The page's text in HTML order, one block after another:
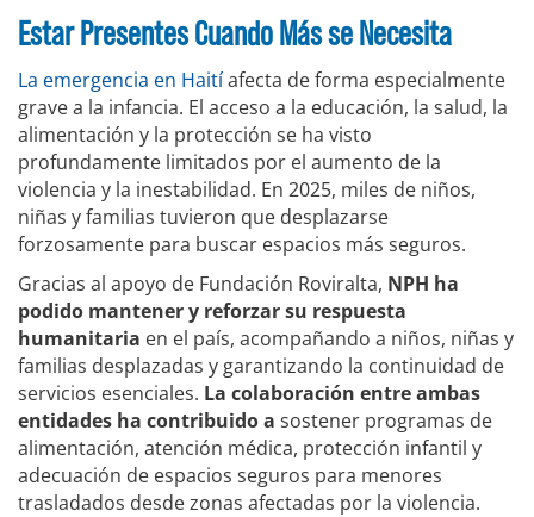
Estar Presentes Cuando Más se Necesita
La emergencia en Haitíafecta de forma especialmente
grave a la infancia. El acceso a la educación, la salud, la
alimentación y la protección se ha visto
profundamente limitados por el aumento de la
violencia y la inestabilidad. En 2025, miles de niños,
niñas y familias tuvieron que desplazarse
forzosamente para buscar espacios más seguros.
Gracias al apoyo de Fundación Roviralta, NPH ha
podido mantener y reforzar su respuesta
humanitaria en el país, acompañando a niños, niñas y
familias desplazadas y garantizando la continuidad de
servicios esenciales. La colaboración entre ambas
entidades ha contribuido a sostener programas de
alimentación, atención médica, protección infantil y
adecuación de espacios seguros para menores
trasladados desde zonas afectadas por la violencia.